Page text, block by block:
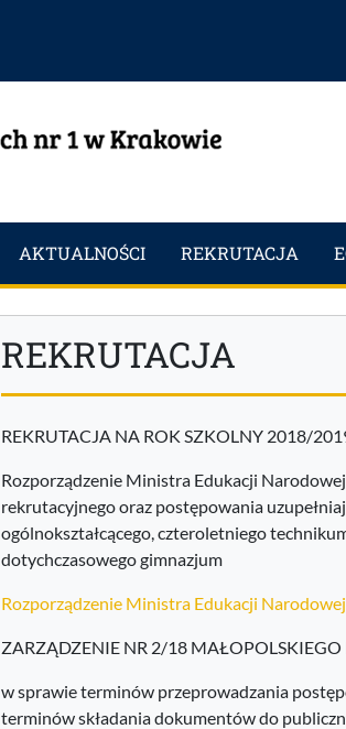
AKTUALNOŚCI REKRUTACJA
REKRUTACJA
REKRUTACJA NA ROK SZKOLNY 2018/
Rozporządzenie Ministra Edukacji
rekrutacyjnego oraz postępowania
ogólnokształcącego, czteroletniego
dotychczasowego gimnazjum
Rozporządzenie Ministra Edukacji
ZARZĄDZENIE NR 2/18
w sprawie terminów przeprowadzania
terminów składania dokumentów do